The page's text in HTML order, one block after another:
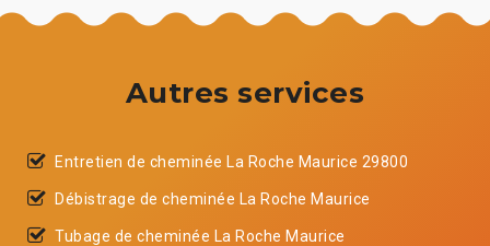
Autres services
Entretien de cheminée La Roche Maurice 29800
Débistrage de cheminée La Roche Maurice
Tubage de cheminée La Roche Maurice